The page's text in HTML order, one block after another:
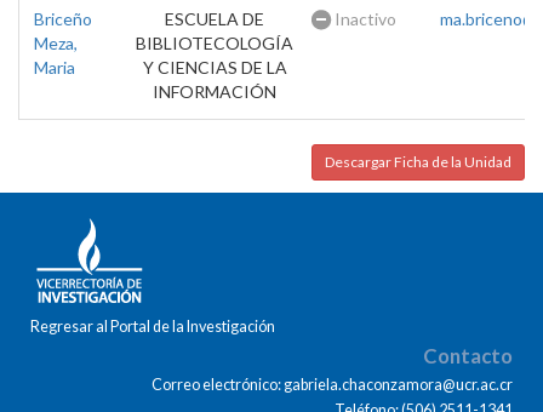
Briceño
Meza,
Maria
ESCUELA DE
BIBLIOTECOLOGÍA
Y CIENCIAS DE LA
INFORMACIÓN
Inactivo
Descargar Ficha de la Unidad
Regresar al Portal de la Investigación
Contacto
Correo electrónico: gabriela.chaconzamora@ucr.ac.cr